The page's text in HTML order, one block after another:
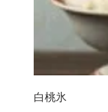
白桃氷